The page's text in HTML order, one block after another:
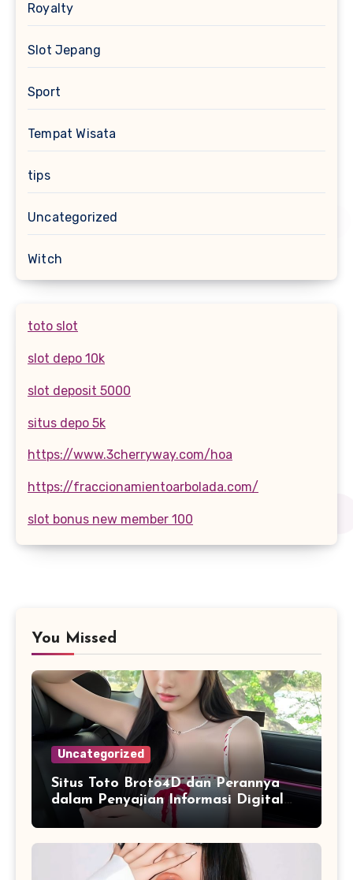
Royalty
Slot Jepang
Sport
Tempat Wisata
tips
Uncategorized
Witch
toto slot
slot depo 10k
slot deposit 5000
situs depo 5k
https://www.3cherryway.com/hoa
https://fraccionamientoarbolada.com/
slot bonus new member 100
You Missed
Uncategorized
Situs Toto Broto4D dan Perannya
dalam Penyajian Informasi Digital
yang Praktis